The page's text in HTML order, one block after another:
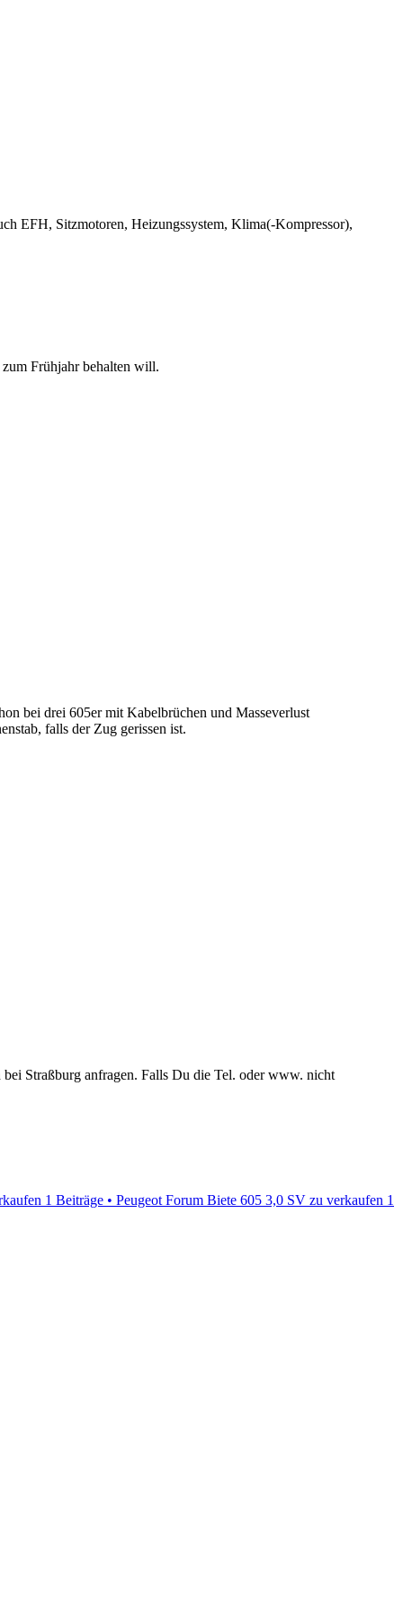
EFH, Sitzmotoren, Heizungssystem, Klima(-Kompressor),
Frühjahr behalten will.
bei drei 605er mit Kabelbrüchen und Masseverlust
falls der Zug gerissen ist.
Straßburg anfragen. Falls Du die Tel. oder www. nicht
1 Beiträge • Peugeot Forum Biete 605 3,0 SV zu verkaufen 1